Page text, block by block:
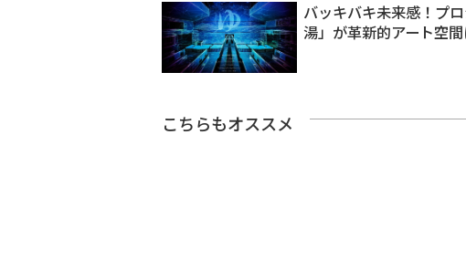
バッキバキ未来感！プ
湯」が革新的アート空
こちらもオススメ